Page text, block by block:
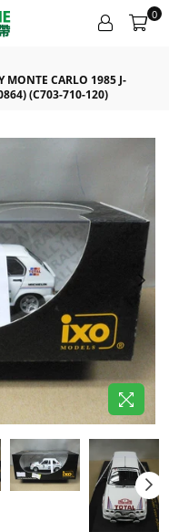
0
MONTE CARLO 1985 J-
(C703-710-120)